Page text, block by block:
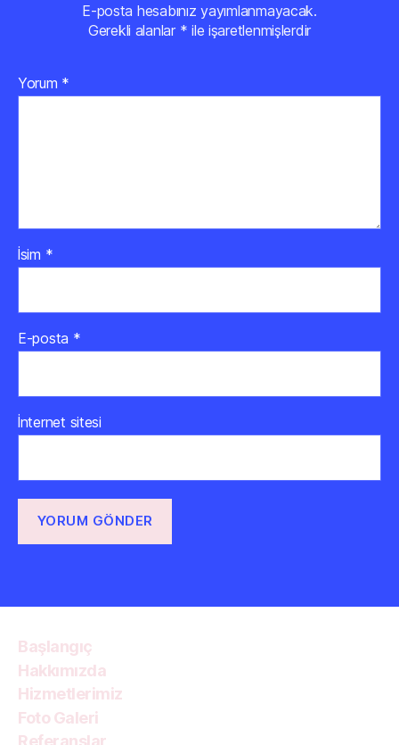
E-posta hesabınız yayımlanmayacak.
Gerekli alanlar * ile işaretlenmişlerdir
Yorum *
İsim *
E-posta *
İnternet sitesi
Başlangıç
Hakkımızda
Hizmetlerimiz
Foto Galeri